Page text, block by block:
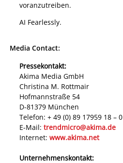
voranzutreiben.
AI Fearlessly.
Media Contact:
Pressekontakt:
Akima Media GmbH
Christina M. Rottmair
Hofmannstraße 54
D-81379 München
Telefon: + 49 (0) 89 17959 18 – 0
E-Mail: trendmicro@akima.de
Internet: www.akima.net
Unternehmenskontakt: